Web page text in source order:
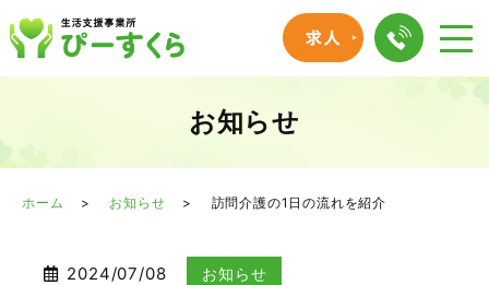
お知らせ
ホーム お知らせ 訪問介護の1日の流れを紹介
2024/07/08 お知らせ